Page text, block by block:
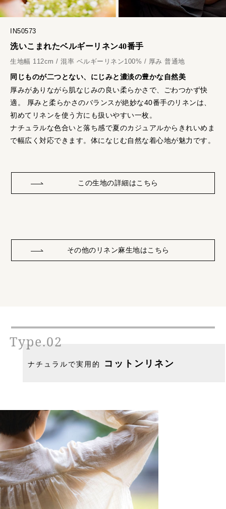
IN50573
洗いこまれたベルギーリネン40番手
生地幅 112cm / 混率 ベルギーリネン100% / 厚み 普通地
同じものが二つとない、にじみと濃淡の豊かな自然美
厚みがありながら肌なじみの良い柔らかさで、ごわつかず快
適。
厚みと柔らかさのバランスが絶妙な40番手のリネンは、
初めてリネンを使う方にも扱いやすい一枚。
ナチュラルな色合いと落ち感で夏のカジュアルからきれいめま
で幅広く対応できます。体になじむ自然な着心地が魅力です。
この生地の詳細はこちら
その他のリネン麻生地はこちら
Type.02
ナチュラルで実用的 コットンリネン